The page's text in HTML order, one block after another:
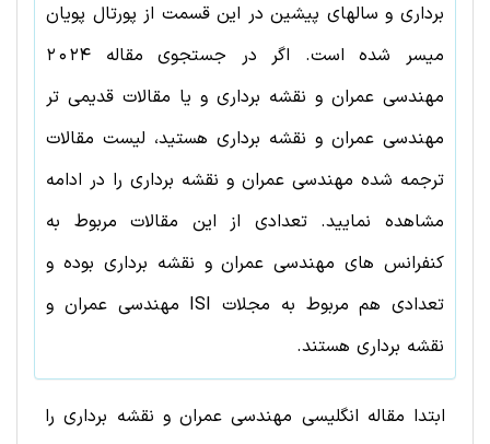
برداری و سالهای پیشین در این قسمت از پورتال پویان
میسر شده است. اگر در جستجوی مقاله 2024
مهندسی عمران و نقشه برداری و یا مقالات قدیمی تر
مهندسی عمران و نقشه برداری هستید، لیست مقالات
ترجمه شده مهندسی عمران و نقشه برداری را در ادامه
مشاهده نمایید. تعدادی از این مقالات مربوط به
کنفرانس های مهندسی عمران و نقشه برداری بوده و
تعدادی هم مربوط به مجلات ISI
مهندسی عمران و
نقشه برداری هستند.
ابتدا مقاله انگلیسی مهندسی عمران و نقشه برداری را